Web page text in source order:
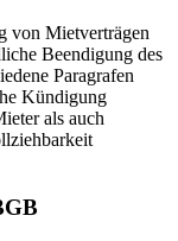
von Mietverträgen
Beendigung des
Paragrafen
Kündigung
als auch